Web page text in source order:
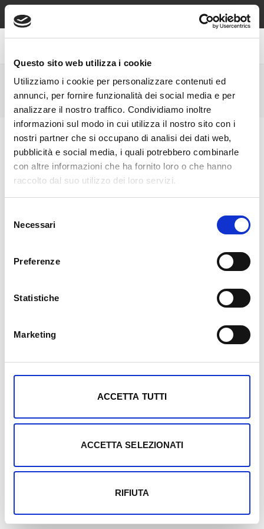
Questo sito web utilizza i cookie
Utilizziamo i cookie per personalizzare contenuti ed
annunci, per fornire funzionalità dei social media e per
analizzare il nostro traffico. Condividiamo inoltre
informazioni sul modo in cui utilizza il nostro sito con i
nostri partner che si occupano di analisi dei dati web,
pubblicità e social media, i quali potrebbero combinarle
con altre informazioni che ha fornito loro o che hanno
raccolto dal suo utilizzo dei loro servizi.
delNecessari
Preferenze
Statistiche
Marketing
ACCETTA TUTTI
ACCETTA SELEZIONATI
RIFIUTA
Spedizione sempre gratuita sopra €49, contrassegno e reso
SALVINI GIOIELLI